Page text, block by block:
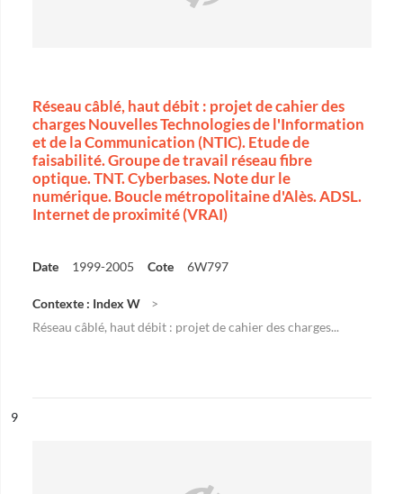
Réseau câblé, haut débit : projet de cahier des
charges Nouvelles Technologies de l'Information
et de la Communication (NTIC). Etude de
faisabilité. Groupe de travail réseau fibre
optique. TNT. Cyberbases. Note dur le
numérique. Boucle métropolitaine d'Alès. ADSL.
Internet de proximité (VRAI)
Date 1999-2005 Cote 6W797
Contexte : Index W
Réseau câblé, haut débit : projet de cahier des charges...
n°
9